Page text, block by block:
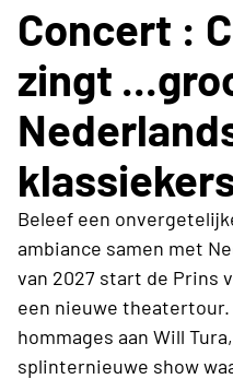
Concert :
zingt
Beleef een
ambiance samen met
van 2027 start de Prins
een nieuwe theatertour.
hommages aan Will
splinternieuwe show